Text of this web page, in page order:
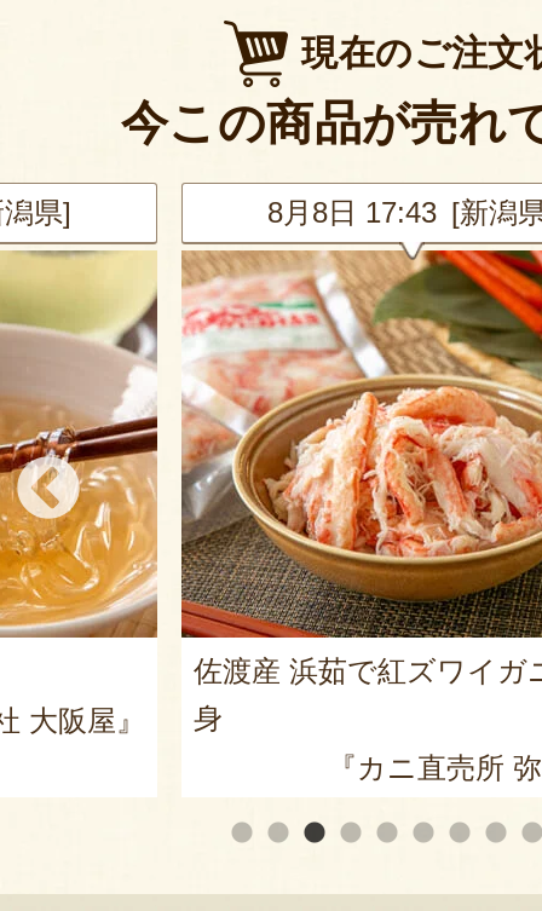
現在のご注文
今この商品が売れ
県]
大阪屋』
8月8日 17:43 [新潟
佐渡産 浜茹で紅ズワイガ
身
『カニ直売所